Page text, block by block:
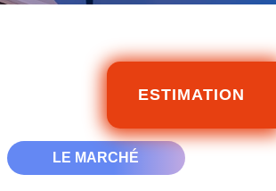
ESTIMATION
LE MARCHÉ